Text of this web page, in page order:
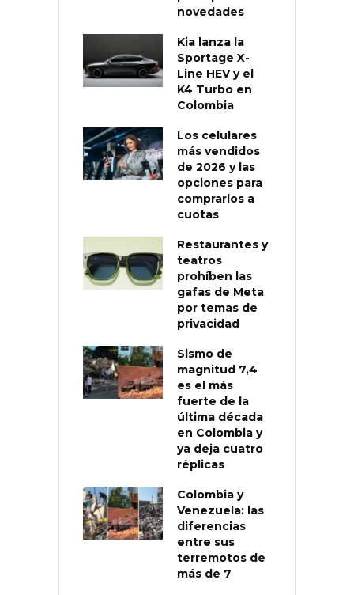
novedades
Kia lanza la
Sportage X-
Line HEV y el
K4 Turbo en
Colombia
Los celulares
más vendidos
de 2026 y las
opciones para
comprarlos a
cuotas
Restaurantes y
teatros
prohíben las
gafas de Meta
por temas de
privacidad
Sismo de
magnitud 7,4
es el más
fuerte de la
última década
en Colombia y
ya deja cuatro
réplicas
Colombia y
Venezuela: las
diferencias
entre sus
terremotos de
más de 7